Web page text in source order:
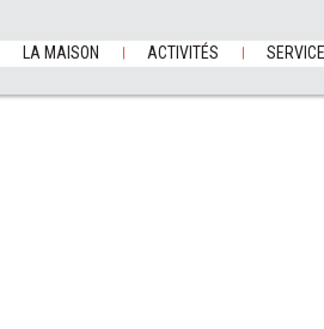
LA MAISON ACTIVITÉS